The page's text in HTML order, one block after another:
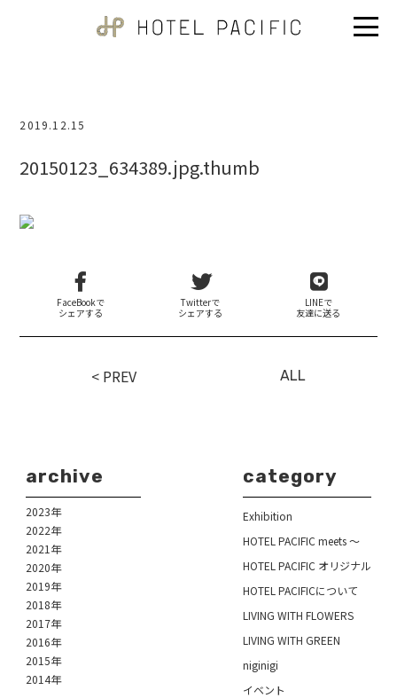
2019.12.15
20150123_634389.jpg.thumb
FaceBookで
シェアする
Twitterで
シェアする
LINEで
友達に送る
< PREV ALL
archive
2023年
2022年
2021年
2020年
2019年
2018年
2017年
2016年
2015年
2014年
category
Exhibition
HOTEL PACIFIC meets ～
HOTEL PACIFIC オリジナル
HOTEL PACIFICについて
LIVING WITH FLOWERS
LIVING WITH GREEN
niginigi
イベント